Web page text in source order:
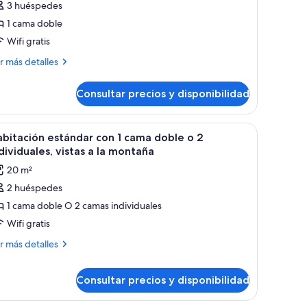
3 huéspedes
1 cama doble
Wifi gratis
más detalles
Consultar precios y disponibilidad
un televisor y una ventana con cortinas.Habitación de hotel con techo de madera,
5
estándar con 1 cama doble o 2
vistas a la montaña
20 m²
2 huéspedes
1 cama doble O 2 camas individuales
Wifi gratis
más detalles
Consultar precios y disponibilidad